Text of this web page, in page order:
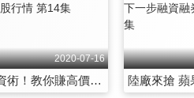
2020-07-16
零股投資術！教你賺高價股行情 第14集